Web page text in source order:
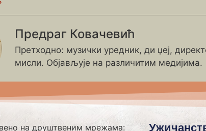
Предраг Ковачевић
Претходно: музички уредник, ди џеј,
мисли. Објављује на различитим медијима.
на друштвеним мрежама: